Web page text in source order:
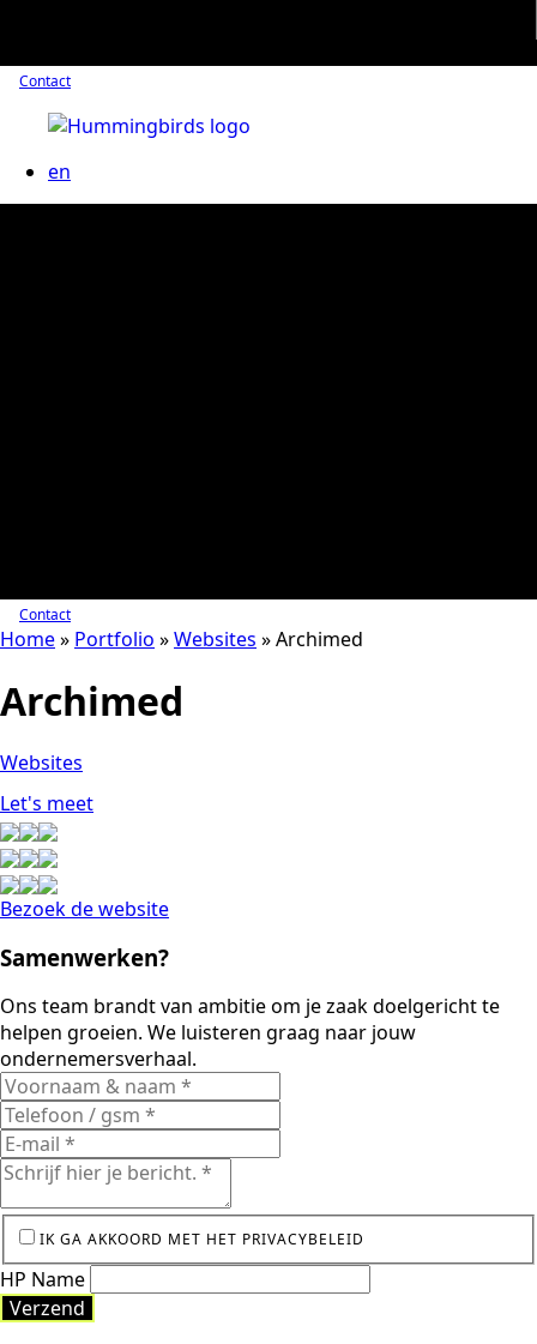
Contact
en
Contact
Home» Portfolio »Websites »Archimed
Archimed
Websites
Let's meet
Bezoek de website
Samenwerken?
Ons team brandt van ambitie om je zaak doelgericht te
helpen groeien. We luisteren graag naar jouw
ondernemersverhaal.
IK GA AKKOORD MET HET PRIVACYBELEID
HP Name
Verzend